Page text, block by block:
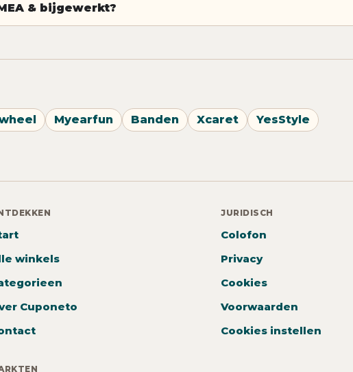
& bijgewerkt?
Myearfun Banden Xcaret YesStyle
winkels
Cuponeto
JURIDISCH
Colofon
Privacy
Cookies
Voorwaarden
Cookies instellen